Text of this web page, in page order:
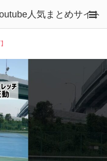
人気まとめサイト